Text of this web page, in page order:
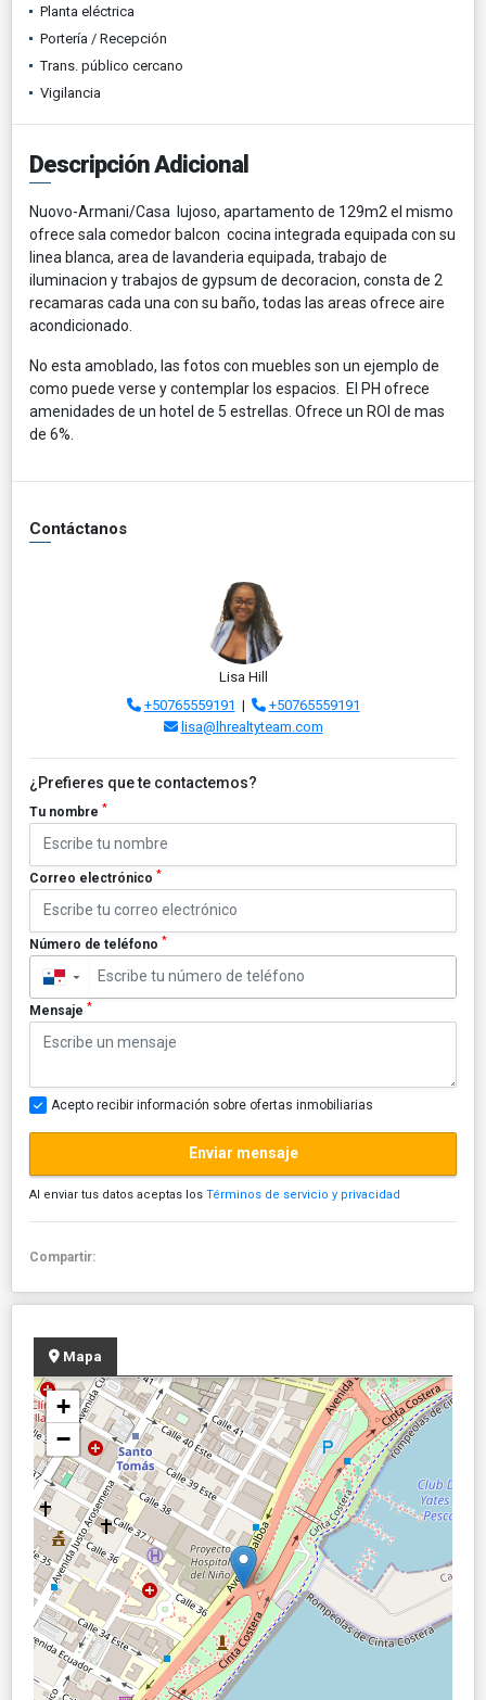
Planta eléctrica
Portería / Recepción
Trans. público cercano
Vigilancia
Descripción Adicional
Nuovo-Armani/Casa lujoso, apartamento de 129m2 el mismo
ofrece sala comedor balcon cocina integrada equipada con su
linea blanca, area de lavanderia equipada, trabajo de
iluminacion y trabajos de gypsum de decoracion, consta de 2
recamaras cada una con su baño, todas las areas ofrece aire
acondicionado.
No esta amoblado, las fotos con muebles son un ejemplo de
como puede verse y contemplar los espacios. El PH ofrece
amenidades de un hotel de 5 estrellas. Ofrece un ROI de mas
de 6%.
Contáctanos
Lisa Hill
+50765559191 |
+50765559191
lisa@lhrealtyteam.com
¿Prefieres que te contactemos?
Tu nombre *
Correo electrónico *
Número de teléfono *
▼
Mensaje *
Acepto recibir información sobre ofertas inmobiliarias
Enviar mensaje
Al enviar tus datos aceptas los Términos de servicio y privacidad
Compartir:
Mapa
+
−